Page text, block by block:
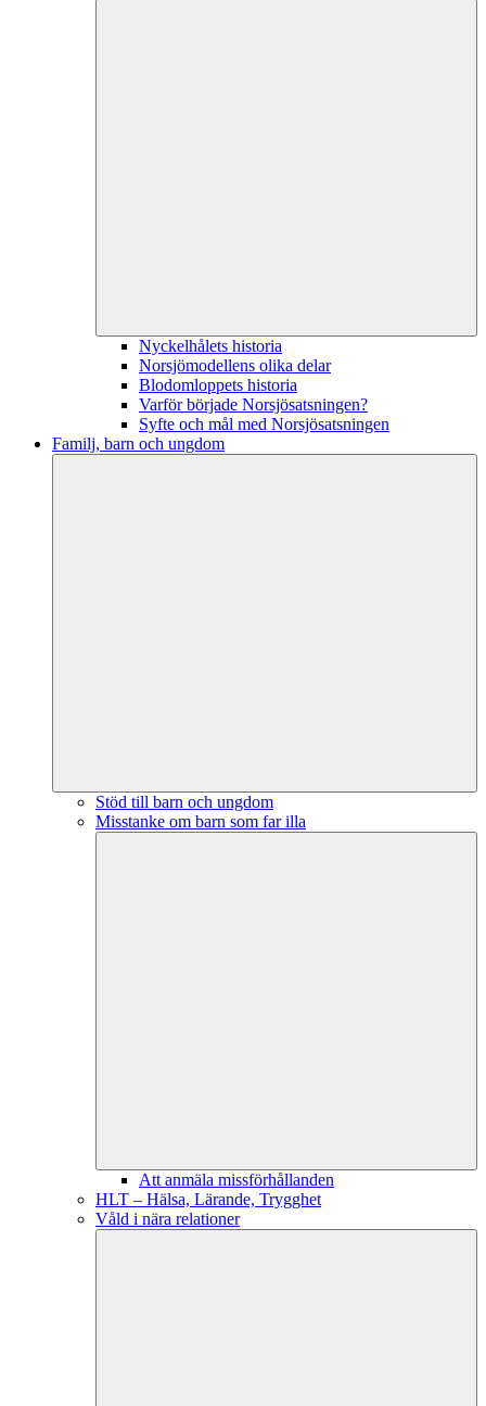
Nyckelhålets historia
Norsjömodellens olika delar
Blodomloppets historia
Varför började Norsjösatsningen?
Syfte och mål med Norsjösatsningen
Familj, barn och ungdom
Stöd till barn och ungdom
Misstanke om barn som far illa
Att anmäla missförhållanden
HLT – Hälsa, Lärande, Trygghet
Våld i nära relationer